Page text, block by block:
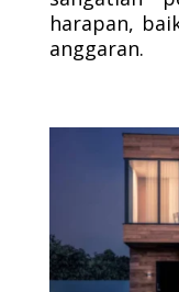
harapan,
anggaran.